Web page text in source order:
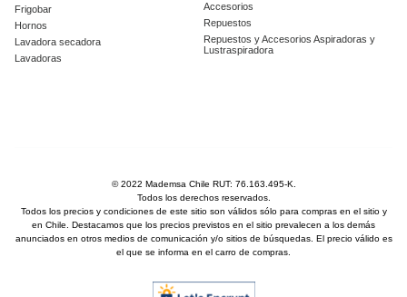
Frigobar
Hornos
Lavadora secadora
Lavadoras
Accesorios
Repuestos
Repuestos y Accesorios Aspiradoras y
Lustraspiradora
© 2022 Mademsa Chile RUT: 76.163.495-K.
Todos los derechos reservados.
Todos los precios y condiciones de este sitio son válidos sólo para compras en el sitio y
en Chile. Destacamos que los precios previstos en el sitio prevalecen a los demás
anunciados en otros medios de comunicación y/o sitios de búsquedas. El precio válido es
el que se informa en el carro de compras.